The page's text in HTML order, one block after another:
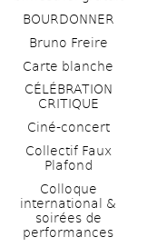
BOURDONNER
Bruno Freire
Carte blanche
CÉLÉBRATION
CRITIQUE
Ciné-concert
Collectif Faux
Plafond
Colloque
international &
soirées de
performances